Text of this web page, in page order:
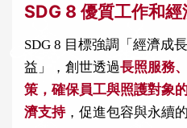
SDG 8優質工作和經
SDG 8 目標強調「經濟成
益」，創世透過長照服務
策，確保員工與照護對象
濟支持，促進包容與永續